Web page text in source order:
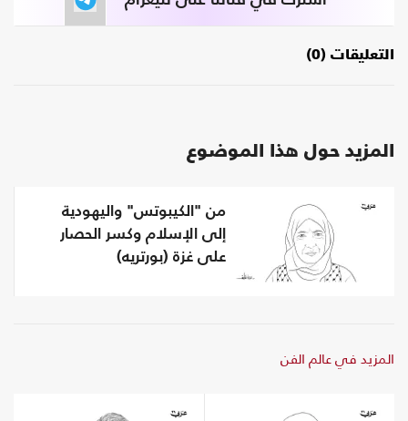
التعليقات (0)
المزيد حول هذا الموضوع
من "الكيبوتس" واليهودية
إلى الإسلام وكسر الحصار
على غزة (بورتريه)
المزيد في عالم الفن